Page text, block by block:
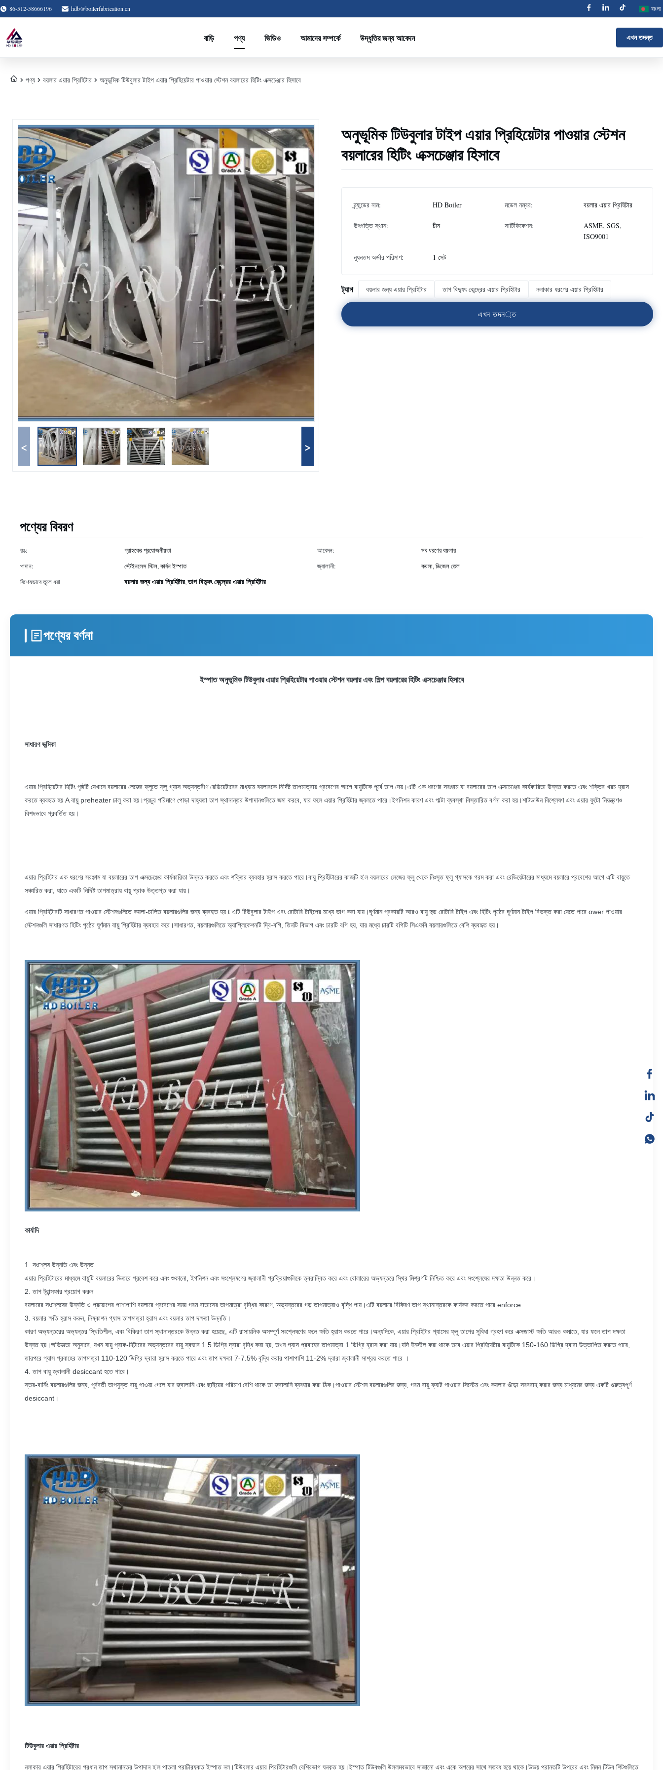
86-512-58666196 hdb@boilerfabrication.cn বাংলা
বাড়ি পণ্য ভিডিও আমাদের সম্পর্কে উদ্ধৃতির জন্য আবেদন এখন তদন্ত
পণ্য বয়লার এয়ার প্রিহিটার অনুভূমিক টিউবুলার টাইপ এয়ার প্রিহিয়েটার পাওয়ার স্টেশন বয়লারের হিটিং এক্সচেঞ্জার হিসাবে
< >
অনুভূমিক টিউবুলার টাইপ এয়ার প্রিহিয়েটার পাওয়ার স্টেশন
বয়লারের হিটিং এক্সচেঞ্জার হিসাবে
ব্র্যান্ডের নাম: HD Boiler মডেল নম্বর: বয়লার এয়ার প্রিহিটার
উৎপত্তি স্থান: চীন সার্টিফিকেশন:
ASME, SGS,
ISO9001
ন্যূনতম অর্ডার পরিমাণ: 1 সেট
ট্যাগ বয়লার জন্য এয়ার প্রিহিটার তাপ বিদ্যুৎ কেন্দ্রের এয়ার প্রিহিটার নলাকার ধরণের এয়ার প্রিহিটার
এখন তদন্ত
পণ্যের বিবরণ
রঙ: গ্রাহকের প্রয়োজনীয়তা আবেদন:
সব ধরণের বয়লার
পাদান:
স্টেইনলেস স্টিল, কার্বন ইস্পাত জ্বালানী:
কয়লা, ডিজেল তেল
বিশেষভাবে তুলে ধরা
বয়লার জন্য এয়ার প্রিহিটার,তাপ বিদ্যুৎ কেন্দ্রের এয়ার প্রিহিটার
পণ্যের বর্ণনা
ইস্পাত অনুভূমিক টিউবুলার এয়ার প্রিহিয়েটার পাওয়ার স্টেশন বয়লার এবং শিল্প বয়লারের হিটিং এক্সচেঞ্জার হিসাবে
সাধারণ ভূমিকা
এয়ার প্রিহিয়েটার হিটিং পৃষ্ঠটি যেখানে বয়লারের লেজের ফ্লুতে ফ্লু গ্যাস অভ্যন্তরীণ রেডিয়েটারের মাধ্যমে বয়লারকে নির্দিষ্ট তাপমাত্রায় প্রবেশের আগে বায়ুটিকে পূর্বে তাপ দেয়।এটি এক ধরণের সরঞ্জাম যা বয়লারের তাপ এক্সচেঞ্জের কার্যকারিতা উন্নত করতে এবং শক্তির খরচ হ্রাস
করতে ব্যবহৃত হয় A বায়ু preheater চালু করা হয়।প্রচুর পরিমাণে পোড়া দাহ্যতা তাপ স্থানান্তর উপাদানগুলিতে জমা করবে, যার ফলে এয়ার প্রিহিটার জ্বলতে পারে।ইগনিশন কারণ এবং পাল্টা ব্যবস্থা বিস্তারিত বর্ণনা করা হয়।শাটডাউন বিশ্লেষণ এবং এয়ার ফুটো নিয়ন্ত্রণও
বিশদভাবে প্রবর্তিত হয়।
এয়ার প্রিহিটার এক ধরণের সরঞ্জাম যা বয়লারের তাপ এক্সচেঞ্জের কার্যকারিতা উন্নত করতে এবং শক্তির ব্যবহার হ্রাস করতে পারে।বায়ু প্রিহীটারের কাজটি হ'ল বয়লারের লেজের ফ্লু থেকে নিঃসৃত ফ্লু গ্যাসকে গরম করা এবং রেডিয়েটারের মাধ্যমে বয়লারে প্রবেশের আগে এটি বায়ুতে
সঞ্চারিত করা, যাতে একটি নির্দিষ্ট তাপমাত্রায় বায়ু প্রাক উত্তপ্ত করা যায়।
এয়ার প্রিহিটারটি সাধারণত পাওয়ার স্টেশনগুলিতে কয়লা-চালিত বয়লারগুলির জন্য ব্যবহৃত হয় t এটি টিউবুলার টাইপ এবং রোটারি টাইপের মধ্যে ভাগ করা যায়।ঘূর্ণমান প্রকারটি আরও বায়ু হুড রোটারি টাইপ এবং হিটিং পৃষ্ঠের ঘূর্ণমান টাইপ বিভক্ত করা যেতে পারে ower পাওয়ার
স্টেশনগুলি সাধারণত হিটিং পৃষ্ঠের ঘূর্ণমান বায়ু প্রিহিটার ব্যবহার করে।সাধারণত, বয়লারগুলিতে অ্যাপ্লিকেশনটি দ্বি-বগি, তিনটি বিভাগ এবং চারটি বগি হয়, যার মধ্যে চারটি বগিটি সিএফবি বয়লারগুলিতে বেশি ব্যবহৃত হয়।
কার্যাদি
1. সংশ্লেষ উন্নতি এবং উন্নত
এয়ার প্রিহিটারের মাধ্যমে বায়ুটি বয়লারের ভিতরে প্রবেশ করে এবং শুকানো, ইগনিশন এবং সংশ্লেষণের জ্বালানী প্রক্রিয়াগুলিকে ত্বরান্বিত করে এবং বোলারের অভ্যন্তরে স্থির মিশ্রণটি নিশ্চিত করে এবং সংশ্লেষের দক্ষতা উন্নত করে।
2. তাপ ট্রান্সফার প্রয়োগ করুন
বয়লারের সংশ্লেষের উন্নতি ও প্রয়োগের পাশাপাশি বয়লারে প্রবেশের সময় গরম বাতাসের তাপমাত্রা বৃদ্ধির কারণে, অভ্যন্তরের গড় তাপমাত্রাও বৃদ্ধি পায়।এটি বয়লারে বিকিরণ তাপ স্থানান্তরকে কার্যকর করতে পারে enforce
3. বয়লার ক্ষতি হ্রাস করুন, নিষ্কাশন গ্যাস তাপমাত্রা হ্রাস এবং বয়লার তাপ দক্ষতা উন্নতি।
কারণ অভ্যন্তরের অভ্যন্তর স্থিতিশীল, এবং বিকিরণ তাপ স্থানান্তরকে উন্নত করা হয়েছে, এটি রাসায়নিক অসম্পূর্ণ সংশ্লেষণের ফলে ক্ষতি হ্রাস করতে পারে।অন্যদিকে, এয়ার প্রিহিটার গ্যাসের ফ্লু তাপের সুবিধা গ্রহণ করে এক্সজাস্ট ক্ষতি আরও কমাতে, যার ফলে তাপ দক্ষতা
উন্নত হয়।অভিজ্ঞতা অনুসারে, যখন বায়ু প্রাক-হিটারের অভ্যন্তরের বায়ু স্বভাব 1.5 ডিগ্রি দ্বারা বৃদ্ধি করা হয়, তখন গ্যাস প্রবাহের তাপমাত্রা 1 ডিগ্রি হ্রাস করা যায়।যদি ইনস্টল করা থাকে তবে এয়ার প্রিহিয়েটার বায়ুটিকে 150-160 ডিগ্রি দ্বারা উত্তাপিত করতে পারে,
তারপরে গ্যাস প্রবাহের তাপমাত্রা 110-120 ডিগ্রি দ্বারা হ্রাস করতে পারে এবং তাপ দক্ষতা 7-7.5% বৃদ্ধি করার পাশাপাশি 11-2% দ্বারা জ্বালানী সাশ্রয় করতে পারে ।
4. তাপ বায়ু জ্বালানী desiccant হতে পারে।
স্তর-বার্নিং বয়লারগুলির জন্য, পূর্ববর্তী তাপযুক্ত বায়ু পাওয়া গেলে যার জ্বালানি এবং ছাইয়ের পরিমাণ বেশি থাকে তা জ্বালানি ব্যবহার করা ঠিক।পাওয়ার স্টেশন বয়লারগুলির জন্য, গরম বায়ু ফ্যাট পাওয়ার সিস্টেম এবং কয়লার গুঁড়ো সরবরাহ করার জন্য মাধ্যমের জন্য একটি গুরুত্বপূর্ণ
desiccant।
টিউবুলার এয়ার প্রিহিটার
নলাকার এয়ার প্রিহিটারের প্রধান তাপ স্থানান্তর উপাদান হ'ল পাতলা প্রাচীরযুক্ত ইস্পাত নল।টিউবুলার এয়ার প্রিহিটারগুলি বেশিরভাগ ঘনকৃত হয়।ইস্পাত টিউবগুলি উল্লম্বভাবে সাজানো এবং একে অপরের সাথে স্তব্ধ হয়ে থাকে।উভয় প্রান্তটি উপরের এবং নিম্ন টিউব শিটগুলিতে